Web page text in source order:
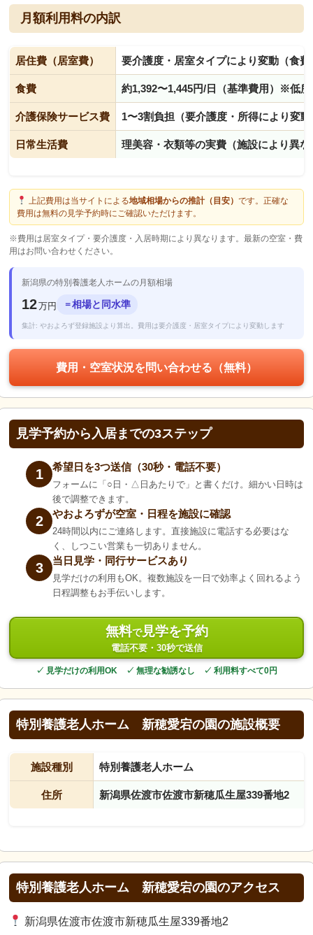
月額利用料の内訳
居住費（居室費） 要介護度・居室タイプにより変動（食
食費 約1,392〜1,445円/日（基準費用）※低
介護保険サービス費 1〜3割負担（要介護度・所得により変動
日常生活費 理美容・衣類等の実費（施設により異な
上記費用は当サイトによる地域相場からの推計（目安） です。正確な
費用は無料の見学予約時にご確認いただけます。
※費用は居室タイプ・要介護度・入居時期により異なります。最新の空室・費
用はお問い合わせください。
新潟県の特別養護老人ホームの月額相場
12万円 ＝相場と同水準
集計: やおよろず登録施設より算出。費用は要介護度・居室タイプにより変動します
費用・空室状況を問い合わせる（無料）
見学予約から入居までの3ステップ
1 希望日を3つ送信（30秒・電話不要）
フォームに「○日・△日あたりで」と書くだけ。細かい日時は
後で調整できます。
2 やおよろずが空室・日程を施設に確認
24時間以内にご連絡します。直接施設に電話する必要はな
く、しつこい営業も一切ありません。
3 当日見学・同行サービスあり
見学だけの利用もOK。複数施設を一日で効率よく回れるよう
日程調整もお手伝いします。
無料で見学を予約
電話不要・30秒で送信
✓ 見学だけの利用OK ✓ 無理な勧誘なし ✓ 利用料すべて0円
特別養護老人ホーム 新穂愛宕の園の施設概要
施設種別 特別養護老人ホーム
住所 新潟県佐渡市佐渡市新穂瓜生屋339番地2
特別養護老人ホーム 新穂愛宕の園のアクセス
新潟県佐渡市佐渡市新穂瓜生屋339番地2